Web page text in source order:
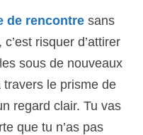
de rencontresans
c’est risquer d’attirer
sous de nouveaux
le prisme de
regard clair. Tu vas
que tu n’as pas